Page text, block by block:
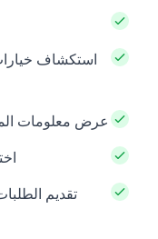
استكشاف خيارات
عرض معلومات
تقديم